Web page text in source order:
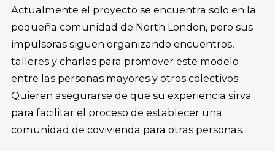
Actualmente el proyecto se encuentra solo en la
pequeña comunidad de North London, pero sus
impulsoras siguen organizando encuentros,
talleres y charlas para promover este modelo
entre las personas mayores y otros colectivos.
Quieren asegurarse de que su experiencia sirva
para facilitar el proceso de establecer una
comunidad de covivienda para otras personas.